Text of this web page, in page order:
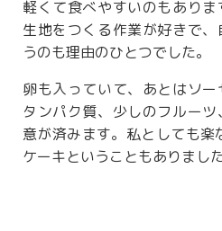
軽くて食べやすいのもあり
生地をつくる作業が好きで
うのも理由のひとつでした。
卵も入っていて、あとはソ
タンパク質、少しのフルー
意が済みます。私としても
ケーキということもありました